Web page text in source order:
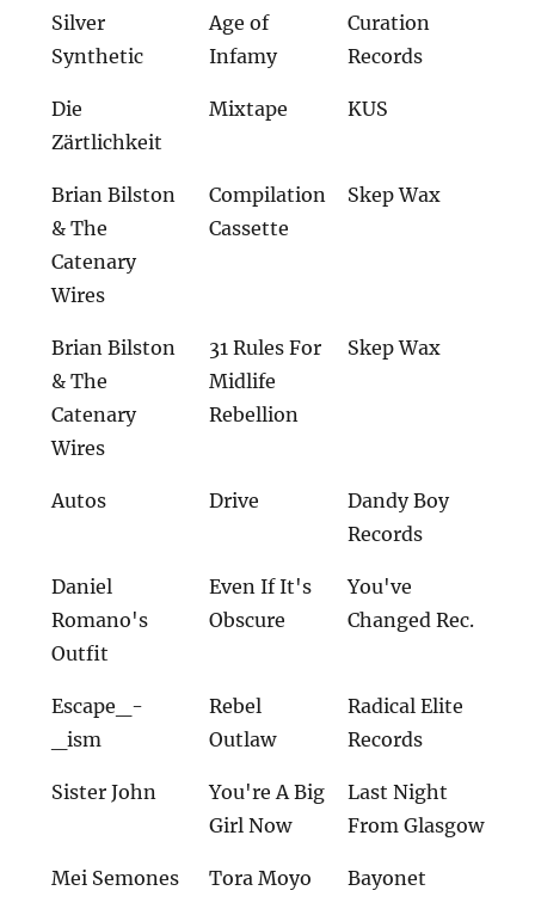
Silver
Synthetic
Age of
Infamy
Curation
Records
Die
Zärtlichkeit
Mixtape KUS
Brian Bilston
& The
Catenary
Wires
Compilation
Cassette
Skep Wax
Brian Bilston
& The
Catenary
Wires
31 Rules For
Midlife
Rebellion
Skep Wax
Autos Drive
Dandy Boy
Records
Daniel
Romano's
Outfit
Even If It's
Obscure
You've
Changed Rec.
Escape_-
_ism
Rebel
Outlaw
Radical Elite
Records
Sister John
You're A Big
Girl Now
Last Night
From Glasgow
Mei Semones Tora Moyo Bayonet